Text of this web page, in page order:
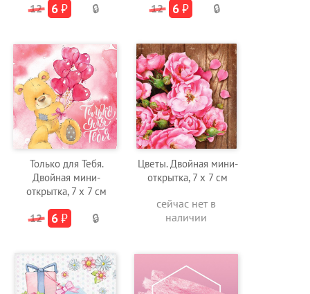
12 6₽ 🔒 12 6₽ 🔒
Только для Тебя.
Двойная мини-
открытка, 7 х 7 см
12 6₽ 🔒
Цветы. Двойная мини-
открытка, 7 х 7 см
сейчас нет в
наличии